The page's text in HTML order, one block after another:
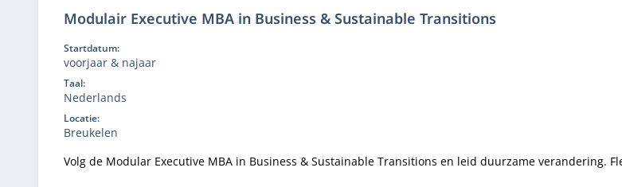
Modulair Executive MBA in Business & Sustainable Transitions
Startdatum:
voorjaar & najaar
Taal:
Nederlands
Locatie:
Breukelen
Volg de Modular Executive MBA in Business & Sustainable Transitions en leid duurzame verandering.